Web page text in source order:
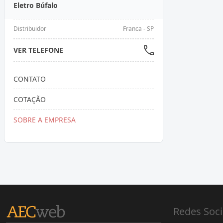
Eletro Búfalo
Distribuidor Franca - SP
VER TELEFONE
CONTATO
COTAÇÃO
SOBRE A EMPRESA
Redes